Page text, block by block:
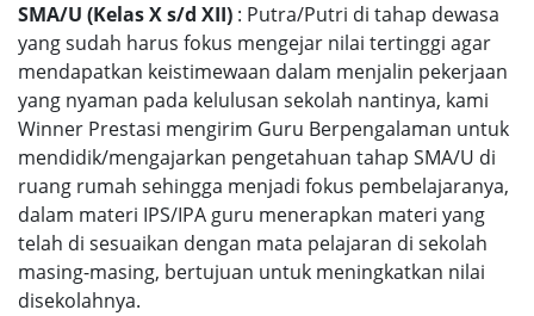
SMA/U (Kelas X s/d XII) : Putra/Putri di tahap dewasa
yang sudah harus fokus mengejar nilai tertinggi agar
mendapatkan keistimewaan dalam menjalin pekerjaan
yang nyaman pada kelulusan sekolah nantinya, kami
Winner Prestasi mengirim Guru Berpengalaman untuk
mendidik/mengajarkan pengetahuan tahap SMA/U di
ruang rumah sehingga menjadi fokus pembelajaranya,
dalam materi IPS/IPA guru menerapkan materi yang
telah di sesuaikan dengan mata pelajaran di sekolah
masing-masing, bertujuan untuk meningkatkan nilai
disekolahnya.